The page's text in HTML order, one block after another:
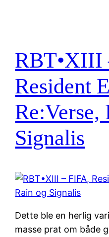
RBT•XIII
Resident
Re:Verse,
Signalis
Dette ble en herlig
masse prat om både